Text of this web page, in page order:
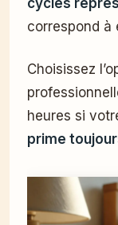
correspond à
Choisissez
heures si
prime